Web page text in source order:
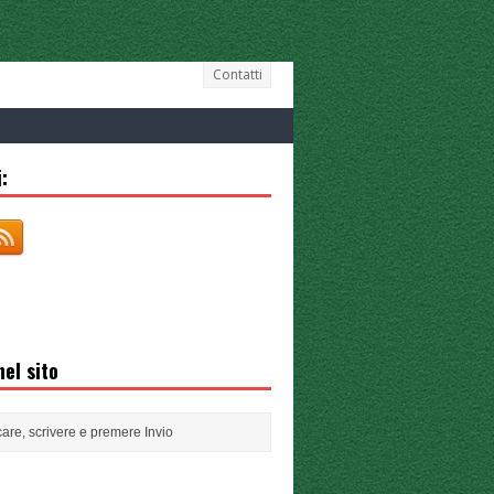
Contatti
sito